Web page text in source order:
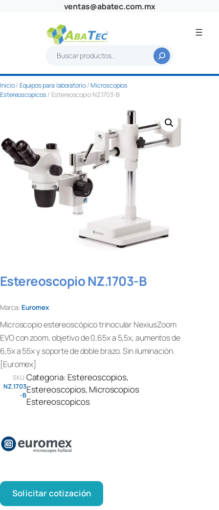
ventas@abatec.com.mx
s
c
a
Inicio/Equipos para laboratorio/Microscopios
Estereoscopicos / Estereoscopio NZ.1703-B
Estereoscopio NZ.1703-B
Marca: Euromex
Microscopio estereoscópico trinocular NexiusZoom
EVO con zoom, objetivo de 0,65x a 5,5x, aumentos de
6,5x a 55x y soporte de doble brazo. Sin iluminación.
[Euromex]
SKU:
NZ.1703
-B
Categoria: Estereoscopios
Estereoscopios, Microscopios
Estereoscopicos
Solicitar cotización